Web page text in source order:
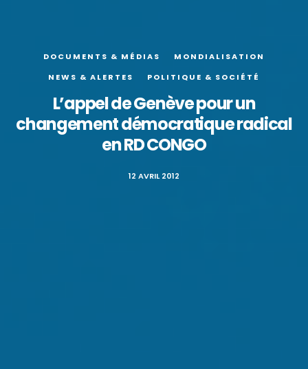
DOCUMENTS & MÉDIAS
MONDIALISATION
NEWS & ALERTES
POLITIQUE & SOCIÉTÉ
L’appel de Genève pour un
changement démocratique radical
en RD CONGO
12 AVRIL 2012